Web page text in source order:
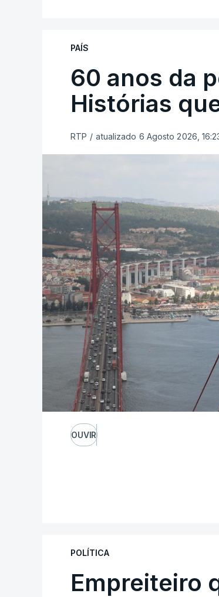
PAÍS
60 anos da
Histórias
RTP / atualizado 6 Agosto 2026,
OUVIR
POLÍTICA
Empreiteiro